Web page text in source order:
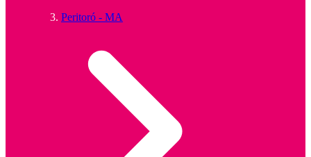
Peritoró - MA